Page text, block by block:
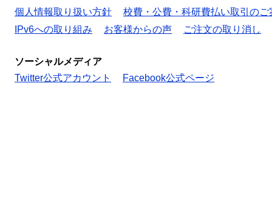
個人情報取り扱い方針
校費・公費・科研費払い取引のご
IPv6への取り組み
お客様からの声 ご注文の取り消し
ソーシャルメディア
Twitter公式アカウント
Facebook公式ページ